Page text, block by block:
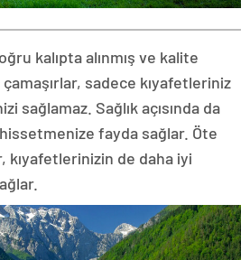
kalıpta alınmış ve kalite
sadece kıyafetleriniz
sağlamaz. Sağlık açısında da
fayda sağlar. Öte
kıyafetlerinizin de daha iyi